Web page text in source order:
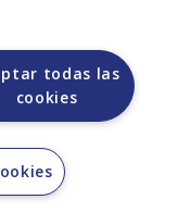
pago durante el
través de la casa
todas las
cookies